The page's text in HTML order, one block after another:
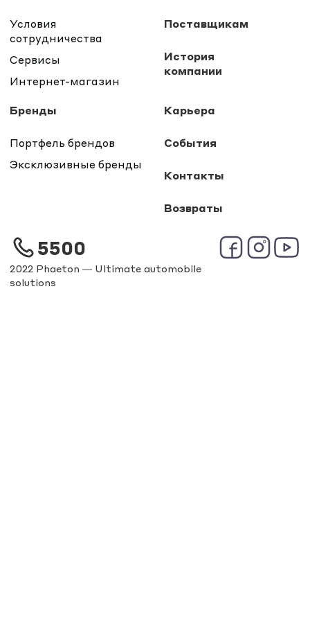
Условия
сотрудничества
Сервисы
Интернет-магазин
Бренды
Портфель брендов
Эксклюзивные бренды
Поставщикам
История
компании
Карьера
События
Контакты
Возвраты
5500
2022 Phaeton — Ultimate automobile
solutions